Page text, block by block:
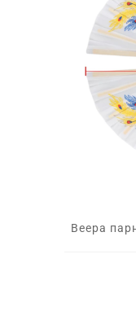
Веера